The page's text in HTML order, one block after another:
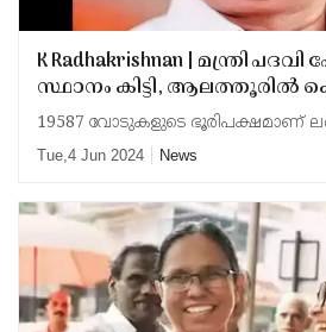
K Radhakrishnan | മന്ത്രി
സ്ഥാനം കിട്ടി, ആലത്തൂരില്‍
ലാഭമോ നഷ്ടമോ? പിണറായി
അഴിച്ചുപണി വരും, പി വി
വീഴാന്‍ സാധ്യത
19587 വോടുകളുടെ ഭൂരിപക്ഷമാണ്
Tue,4 Jun 2024 News